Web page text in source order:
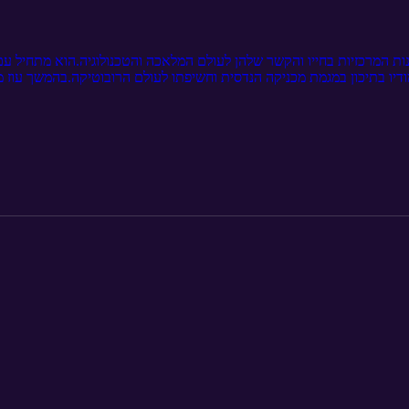
המרכזיות בחייו והקשר שלהן לעולם המלאכה והטכנולוגיה.הוא מתחיל
בתיכון במגמת מכניקה הנדסית וחשיפתו לעולם הרובוטיקה.בהמשך
עבד כתורן אחזקה בבית מלון ונחשף למגוון רחב של תקלות ופתרונות
קורא לנו להצטרף לקהילת הפודקאסט כדי ליצור שיח משמעותי